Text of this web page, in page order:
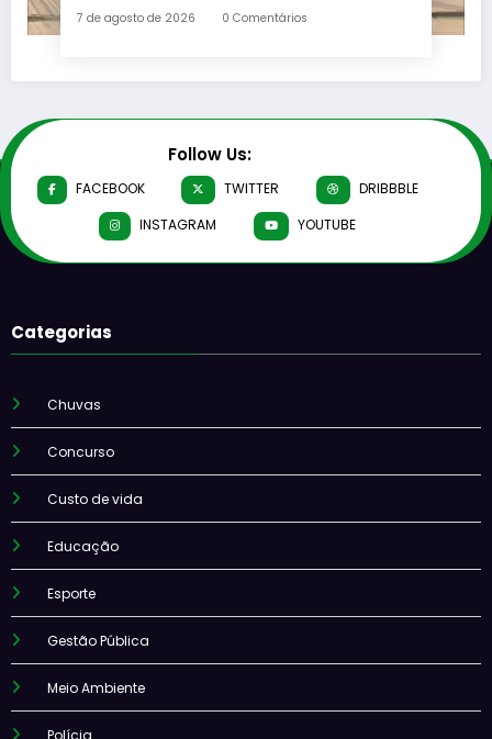
7 de agosto de 2026 0 Comentários
Follow Us:
FACEBOOK TWITTER
DRIBBBLE
INSTAGRAM
YOUTUBE
Categorias
Chuvas
Concurso
Custo de vida
Educação
Esporte
Gestão Pública
Meio Ambiente
Polícia